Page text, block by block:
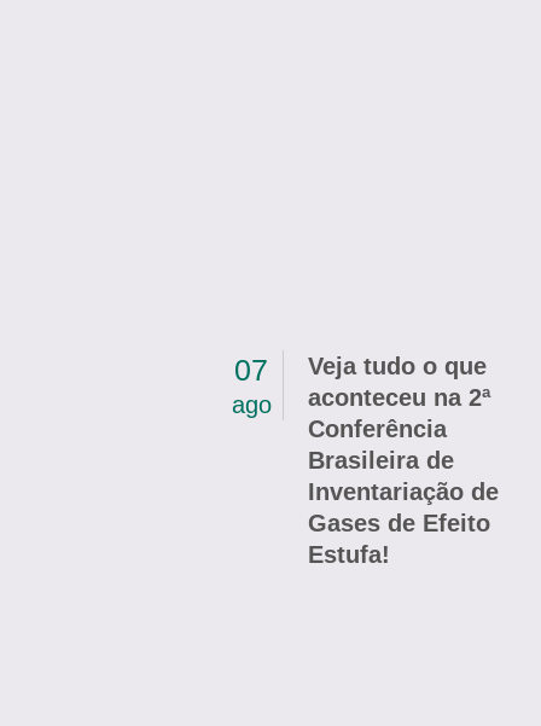
07
ago
Veja tudo o que
aconteceu na 2ª
Conferência
Brasileira de
Inventariação de
Gases de Efeito
Estufa!